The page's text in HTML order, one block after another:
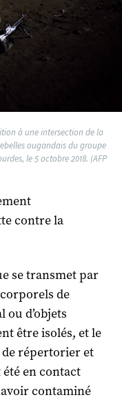
à une intersection de la
ougandais du groupe
le 5 octobre 2018. (AFP
contre la
se transmet par
de
ou d’objets
être isolés, et le
répertorier et
en contact
contaminé